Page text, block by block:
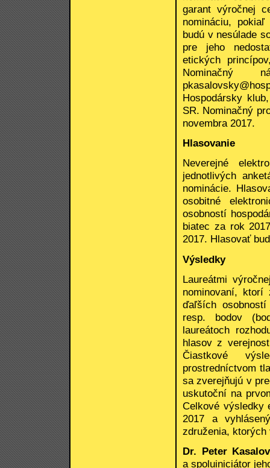
garant výročnej
nomináciu,
budú v nesúlade
pre jeho
etických
Hospodársky
SR. Nominačný
novembra 2017.
Hlasovanie
Neverejné
jednotlivých
nominácie.
osobitné
osobností
biatec za rok
2017. Hlasovať
Výsledky
Laureátmi
nominovaní, ktorí
ďaľších
resp. bodov
laureátoch
hlasov z
Čiastkové
prostredníctvom
sa zverejňujú v
uskutoční na
Celkové výsledky
2017 a
združenia, ktorých
Dr. Peter
a spoluiniciátor